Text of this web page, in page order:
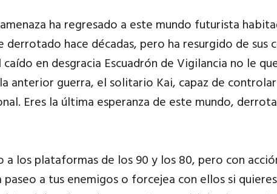
ha regresado a este mundo futurista
derrotado hace décadas, pero ha resurgido de
en desgracia Escuadrón de Vigilancia no le
anterior guerra, el solitario Kai, capaz de
Eres la última esperanza de este mundo,
los plataformas de los 90 y los 80, pero con
paseo a tus enemigos o forcejea con ellos si